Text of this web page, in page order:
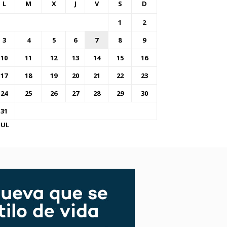
L M X J V S D
1
2
3
4 5 6 7 8
9
10
11 12 13 14 15
16
17
18 19 20 21 22
23
24
25 26 27 28 29
30
31